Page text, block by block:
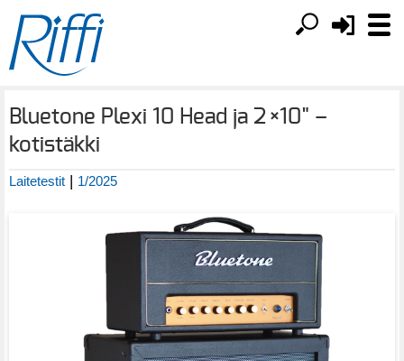
Bluetone Plexi 10 Head ja 2 ×10" –
kotistäkki
Laitetestit | 1/2025